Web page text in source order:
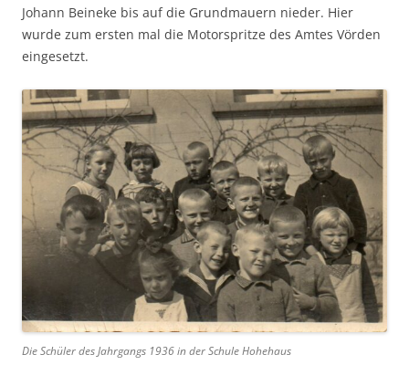
Johann Beineke bis auf die Grundmauern nieder. Hier
wurde zum ersten mal die Motorspritze des Amtes Vörden
eingesetzt.
Die Schüler des Jahrgangs 1936 in der Schule Hohehaus